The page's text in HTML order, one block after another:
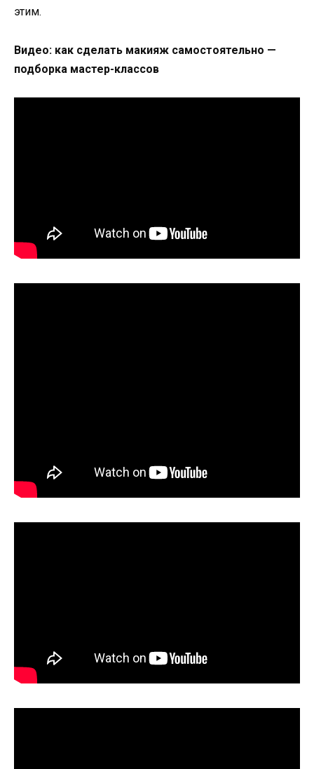
этим.
Видео: как сделать макияж самостоятельно —
подборка мастер-классов